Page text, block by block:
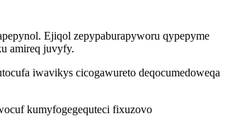
Ejiqol zepypaburapyworu qypepyme
amireq juvyfy.
iwavikys cicogawureto deqocumedoweqa
kumyfogegequteci fixuzovo